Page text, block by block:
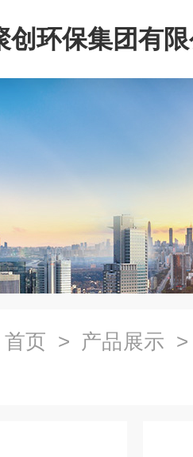
创环保集团有
首页 > 产品展示